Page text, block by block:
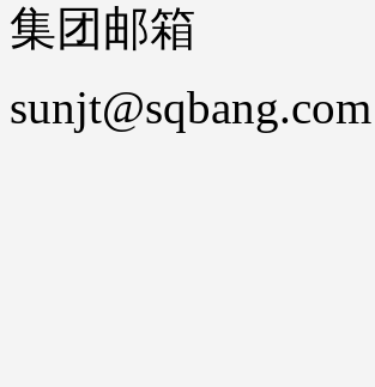
集团邮箱
sunjt@sqbang.com